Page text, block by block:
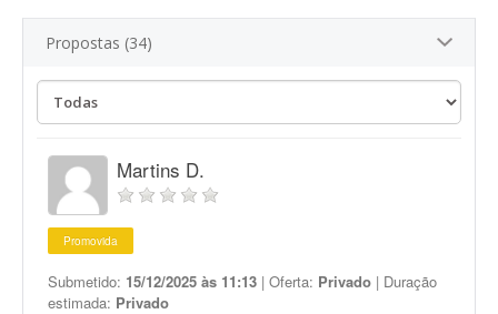
Propostas (34)
Martins D.
Promovida
Submetido: 15/12/2025 às 11:13 | Oferta: Privado | Duração
estimada: Privado